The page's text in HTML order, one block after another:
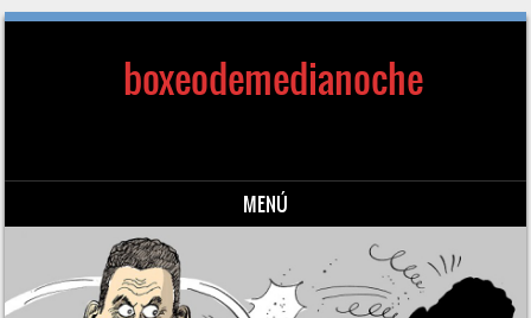
boxeodemedianoche
MENÚ
Saltar al contenido